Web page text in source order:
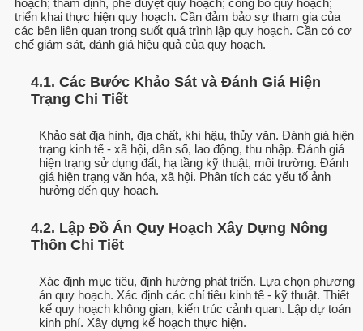
hoạch; thẩm định, phê duyệt quy hoạch; công bố quy hoạch;
triển khai thực hiện quy hoạch. Cần đảm bảo sự tham gia của
các bên liên quan trong suốt quá trình lập quy hoạch. Cần có cơ
chế giám sát, đánh giá hiệu quả của quy hoạch.
4.1. Các Bước Khảo Sát và Đánh Giá Hiện
Trạng Chi Tiết
Khảo sát địa hình, địa chất, khí hậu, thủy văn. Đánh giá hiện
trạng kinh tế - xã hội, dân số, lao động, thu nhập. Đánh giá
hiện trạng sử dụng đất, hạ tầng kỹ thuật, môi trường. Đánh
giá hiện trạng văn hóa, xã hội. Phân tích các yếu tố ảnh
hưởng đến quy hoạch.
4.2. Lập Đồ Án Quy Hoạch Xây Dựng Nông
Thôn Chi Tiết
Xác định mục tiêu, định hướng phát triển. Lựa chọn phương
án quy hoạch. Xác định các chỉ tiêu kinh tế - kỹ thuật. Thiết
kế quy hoạch không gian, kiến trúc cảnh quan. Lập dự toán
kinh phí. Xây dựng kế hoạch thực hiện.